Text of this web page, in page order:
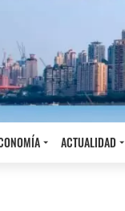
ACTUALIDAD